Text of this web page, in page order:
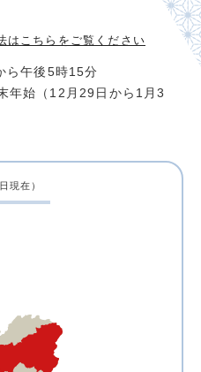
は こちらをご覧ください
ら午後5時15分
年始（12月29日から1月3
現在）